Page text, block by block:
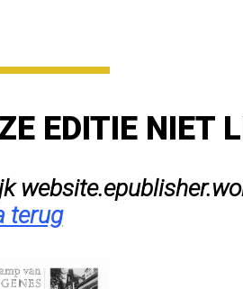
EDITIE NIET
terug